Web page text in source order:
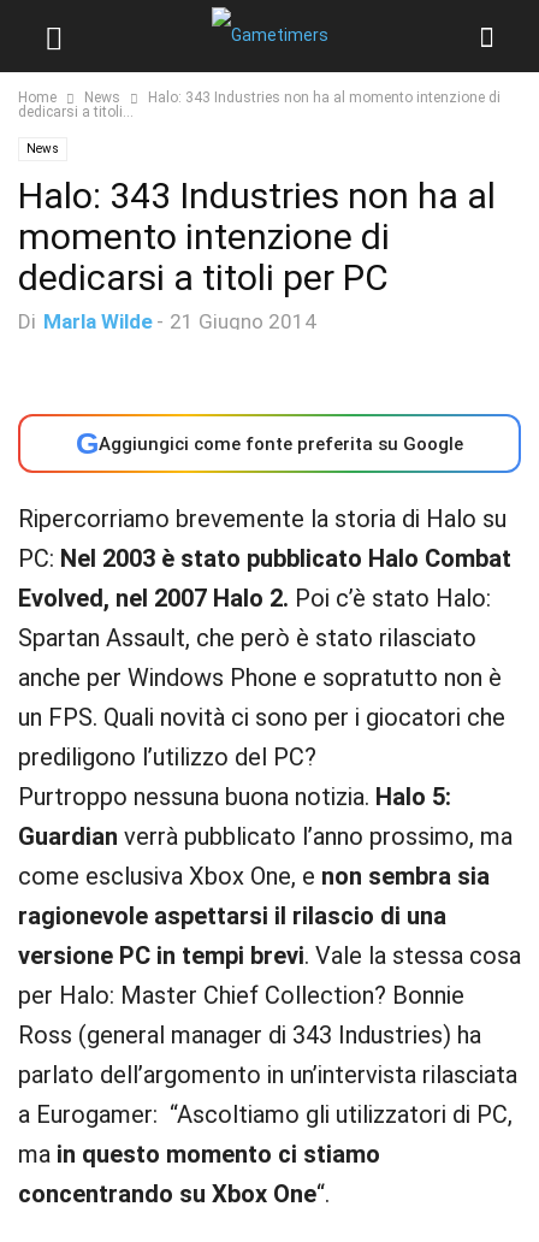
Home News
Halo: 343 Industries non ha al momento intenzione di
dedicarsi a titoli...
News
Halo: 343 Industries non ha al
momento intenzione di
dedicarsi a titoli per PC
Di Marla Wilde - 21 Giugno 2014
GAggiungici come fonte preferita su Google
Ripercorriamo brevemente la storia di Halo su
PC: Nel 2003 è stato pubblicato Halo Combat
Evolved, nel 2007 Halo 2. Poi c’è stato Halo:
Spartan Assault, che però è stato rilasciato
anche per Windows Phone e sopratutto non è
un FPS. Quali novità ci sono per i giocatori che
prediligono l’utilizzo del PC?
Purtroppo nessuna buona notizia. Halo 5:
Guardian verrà pubblicato l’anno prossimo, ma
come esclusiva Xbox One, e non sembra sia
ragionevole aspettarsi il rilascio di una
versione PC in tempi brevi. Vale la stessa cosa
per Halo: Master Chief Collection? Bonnie
Ross (general manager di 343 Industries) ha
parlato dell’argomento in un’intervista rilasciata
a Eurogamer: “Ascoltiamo gli utilizzatori di PC,
ma in questo momento ci stiamo
concentrando su Xbox One“.